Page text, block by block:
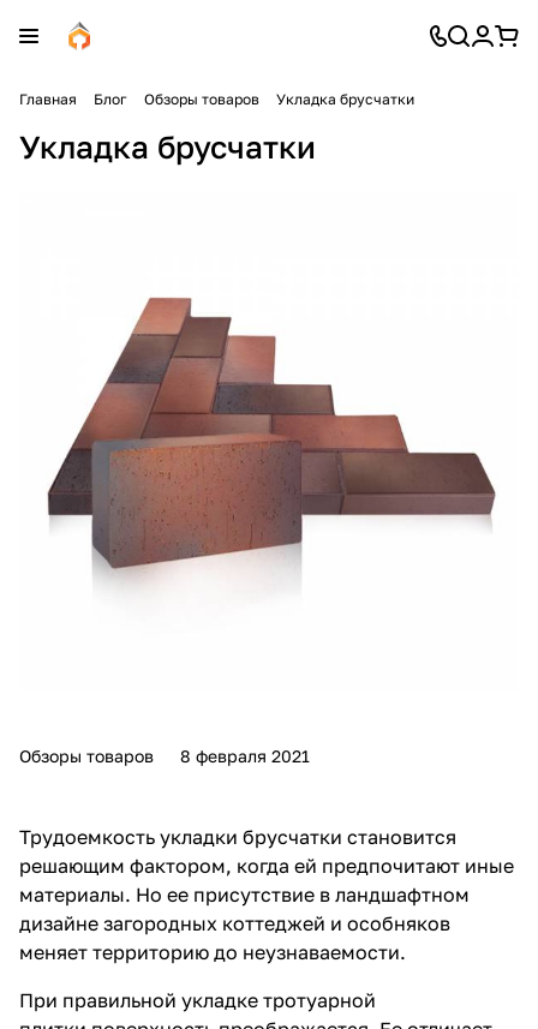
Главная Блог Обзоры товаров Укладка брусчатки
Укладка брусчатки
Обзоры товаров 8 февраля 2021
Трудоемкость укладки брусчатки становится
решающим фактором, когда ей предпочитают иные
материалы. Но ее присутствие в ландшафтном
дизайне загородных коттеджей и особняков
меняет территорию до неузнаваемости.
При правильной укладке тротуарной